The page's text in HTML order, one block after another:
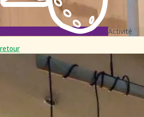
Activité
retour